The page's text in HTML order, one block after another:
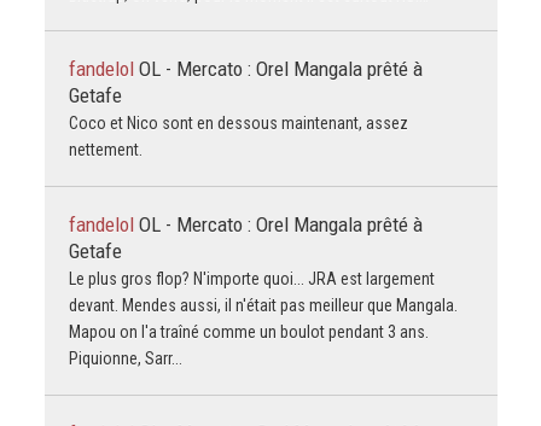
fandelol OL - Mercato : Orel Mangala prêté à
Getafe
Coco et Nico sont en dessous maintenant, assez
nettement.
fandelol OL - Mercato : Orel Mangala prêté à
Getafe
Le plus gros flop? N'importe quoi... JRA est largement
devant. Mendes aussi, il n'était pas meilleur que Mangala.
Mapou on l'a traîné comme un boulot pendant 3 ans.
Piquionne, Sarr...